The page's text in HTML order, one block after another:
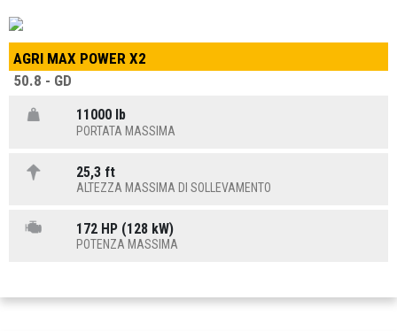
AGRI MAX POWER X2
50.8 - GD
11000 lb
PORTATA MASSIMA
25,3 ft
ALTEZZA MASSIMA DI SOLLEVAMENTO
172 HP (128 kW)
POTENZA MASSIMA